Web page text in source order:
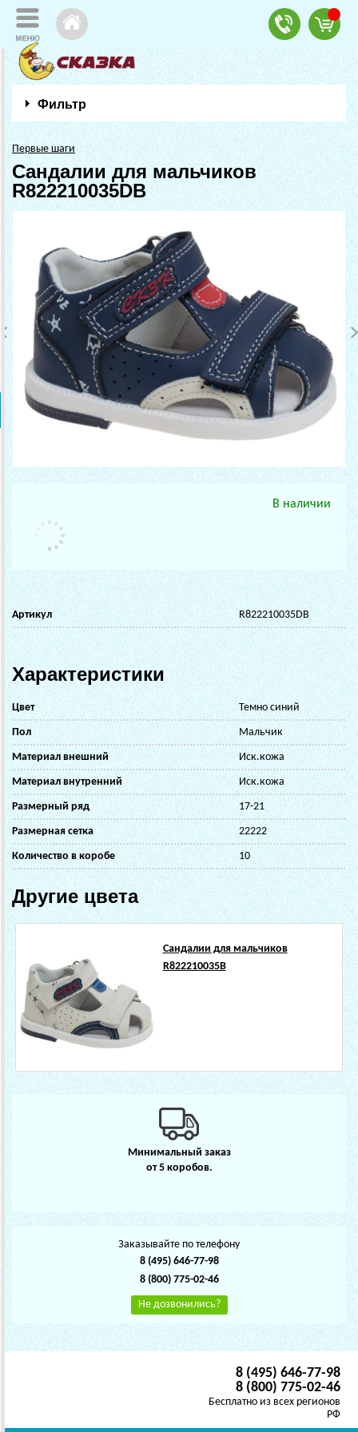
Фильтр
Первые шаги
Сандалии для мальчиков
R822210035DB
В наличии
Артикул R822210035DB
Характеристики
Цвет Темно синий
Пол Мальчик
Материал внешний Иск.кожа
Материал внутренний Иск.кожа
Размерный ряд 17-21
Размерная сетка 22222
Количество в коробе 10
Другие цвета
Сандалии для мальчиков
R822210035B
Минимальный заказ
от 5 коробов.
Заказывайте по телефону
8 (495) 646-77-98
8 (800) 775-02-46
Не дозвонились?
8 (495) 646-77-98
8 (800) 775-02-46
Бесплатно из всех регионов
РФ